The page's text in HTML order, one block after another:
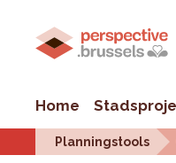
Home
Planningstools